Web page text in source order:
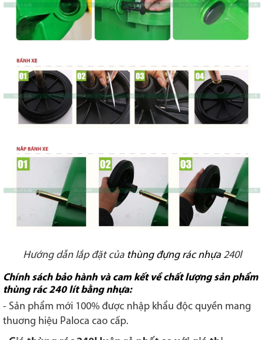
Hướng dẫn lắp đặt của thùng đựng rác nhựa240l
Chính sách bảo hành và cam kết về chất lượng sản phẩm
thùng rác 240 lít bằng nhựa:
- Sản phẩm mới 100% được nhập khẩu độc quyền mang
thuơng hiệu Paloca cao cấp.